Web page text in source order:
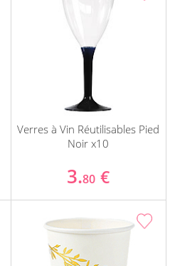
Verres à Vin Réutilisables Pied
Noir x10
3.80 €